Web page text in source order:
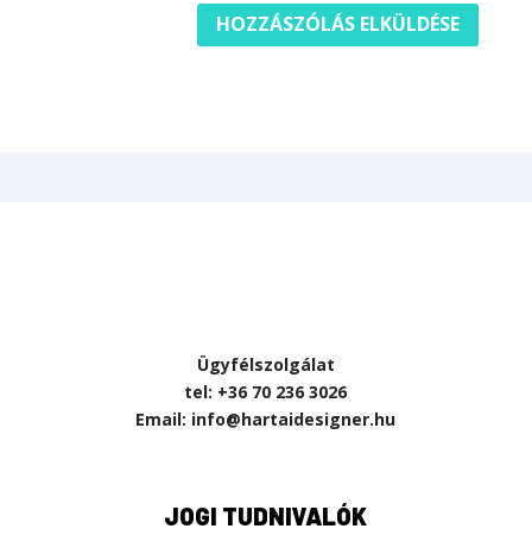
Ügyfélszolgálat
tel: +36 70 236 3026
Email: info@hartaidesigner.hu
JOGI TUDNIVALÓK